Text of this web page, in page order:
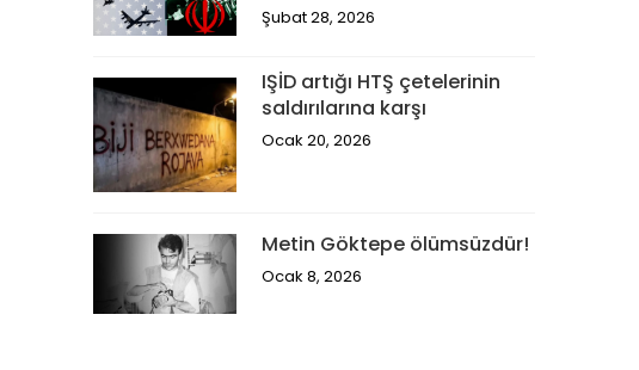
Şubat 28, 2026
IŞİD artığı HTŞ çetelerinin
saldırılarına karşı
Ocak 20, 2026
Metin Göktepe ölümsüzdür!
Ocak 8, 2026